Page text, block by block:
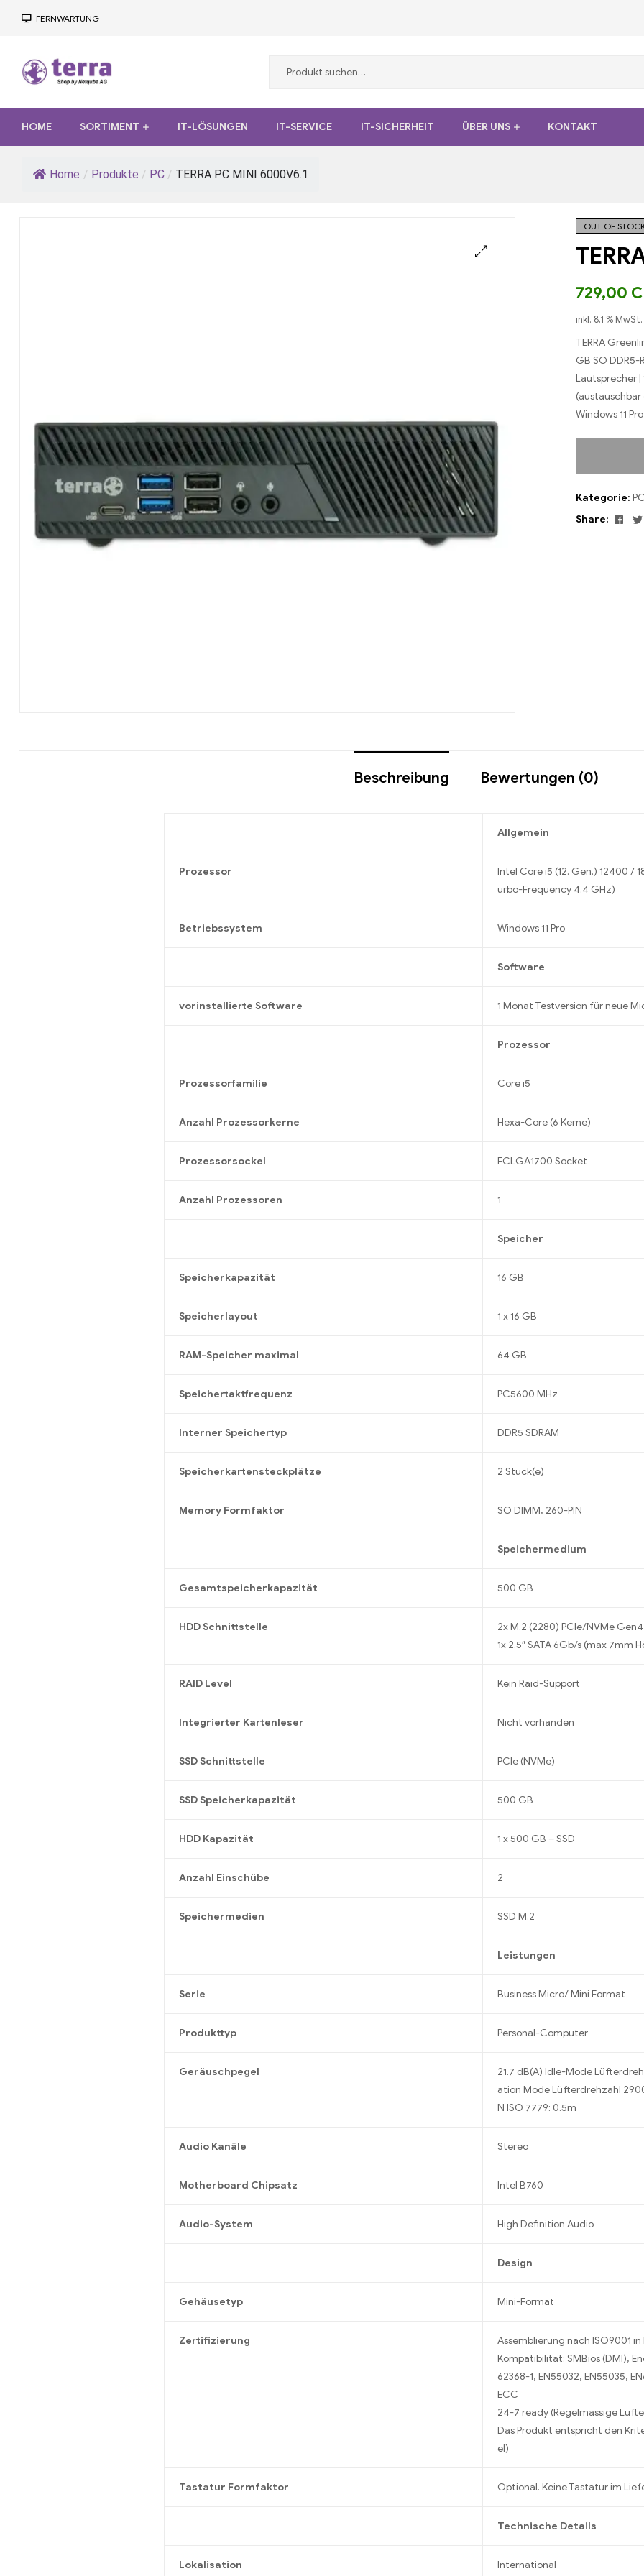
FERNWARTUNG
Terra
Computer
Desktop,
Notebook,
HOME SORTIMENT IT-LÖSUNGEN IT-SERVICE IT-SICHERHEIT ÜBER UNS KONTAKT
Home / Produkte / PC / TERRA PC MINI 6000V6.1
OUT OF
729,00
inkl. 8,1 % MwSt.
TERRA
GB SO DDR5-
Lautsprecher |
(austauschbar
Windows 11
Kategorie:
Share:
Beschreibung Bewertungen (0)
Allgemein
Prozessor
Intel Core i5 (12. Gen.) 12400 /
urbo-Frequency 4.4 GHz)
Betriebssystem Windows 11 Pro
Software
vorinstallierte Software 1 Monat Testversion für neue
Prozessor
Prozessorfamilie Core i5
Anzahl Prozessorkerne Hexa-Core (6 Kerne)
Prozessorsockel FCLGA1700 Socket
Anzahl Prozessoren 1
Speicher
Speicherkapazität 16 GB
Speicherlayout 1 x 16 GB
RAM-Speicher maximal 64 GB
Speichertaktfrequenz PC5600 MHz
Interner Speichertyp DDR5 SDRAM
Speicherkartensteckplätze 2 Stück(e)
Memory Formfaktor SO DIMM, 260-PIN
Speichermedium
Gesamtspeicherkapazität 500 GB
HDD Schnittstelle
2x M.2 (2280) PCIe/NVMe Gen4
1x 2.5″ SATA 6Gb/s (max 7mm
RAID Level Kein Raid-Support
Integrierter Kartenleser Nicht vorhanden
SSD Schnittstelle PCIe (NVMe)
SSD Speicherkapazität 500 GB
HDD Kapazität 1 x 500 GB – SSD
Anzahl Einschübe 2
Speichermedien SSD M.2
Leistungen
Serie Business Micro/ Mini Format
Produkttyp Personal-Computer
Geräuschpegel
21.7 dB(A) Idle-Mode
ation Mode Lüfterdrehzahl
N ISO 7779: 0.5m
Audio Kanäle Stereo
Motherboard Chipsatz Intel B760
Audio-System High Definition Audio
Design
Gehäusetyp Mini-Format
Zertifizierung
Assemblierung nach ISO9001
Kompatibilität: SMBios (DMI),
62368-1, EN55032, EN55035,
ECC
24-7 ready (Regelmässige
Das Produkt entspricht den
el)
Tastatur Formfaktor Optional. Keine Tastatur im
Technische Details
Lokalisation International